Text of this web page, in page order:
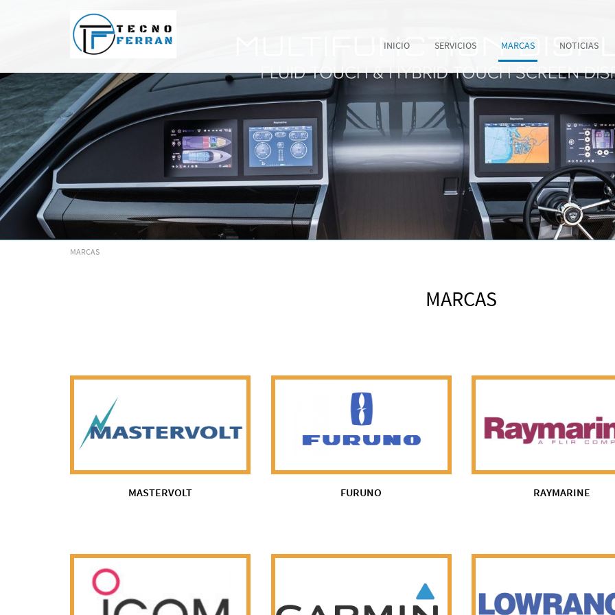
INICIO SERVICIOS MARCAS NOTICIAS
MARCAS
MARCAS
MASTERVOLT FURUNO RAYMARINE